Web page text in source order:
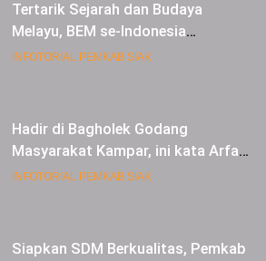
Tertarik Sejarah dan Budaya
Melayu, BEM se-Indonesia
Berkunjung ke Kabupaten Siak
INFOTORIAL PEMKAB SIAK
Hadir di Bagholek Godang
Masyarakat Kampar, ini kata Arfan
Usman
INFOTORIAL PEMKAB SIAK
Siapkan SDM Berkualitas, Pemkab